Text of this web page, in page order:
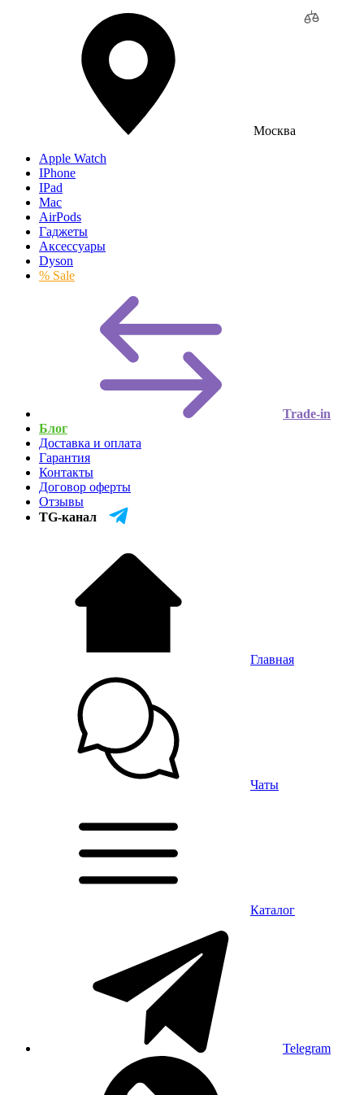
Москва
Apple Watch
IPhone
IPad
Mac
AirPods
Гаджеты
Аксессуары
Dyson
% Sale
Trade-in
Блог
Доставка и оплата
Гарантия
Контакты
Договор оферты
Отзывы
TG-канал
Главная
Чаты
Каталог
Telegram